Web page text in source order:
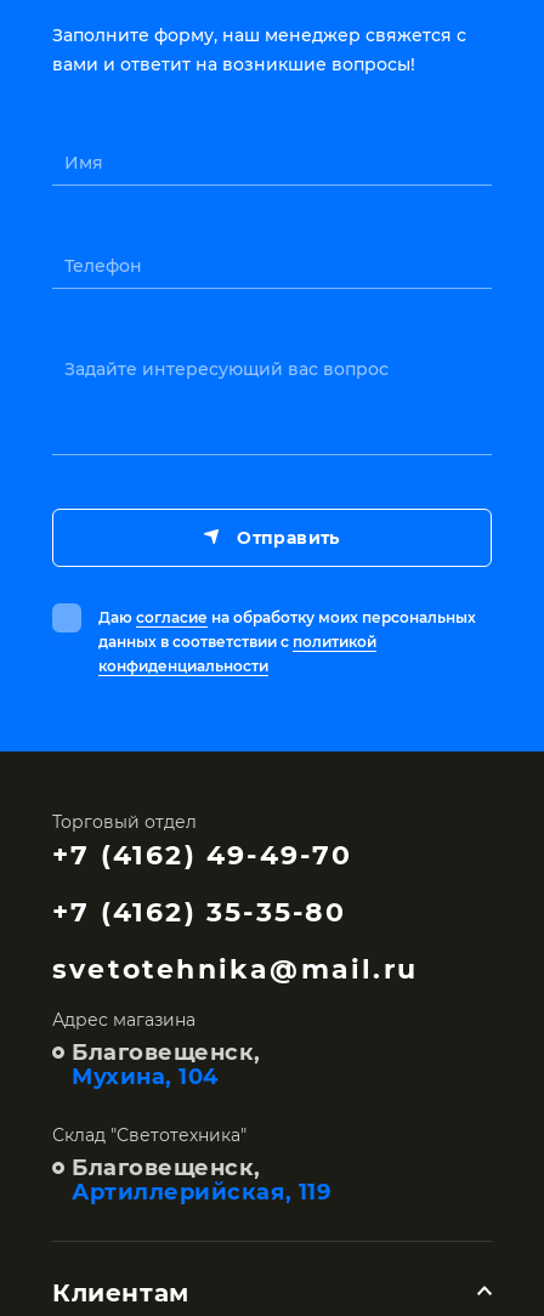
Заполните форму, наш менеджер свяжется с
вами и ответит на возникшие вопросы!
Имя
Телефон
Задайте интересующий вас вопрос
Даю согласие на обработку моих персональных
данных в соответствии с политикой
конфиденциальности
Отправить
Торговый отдел
+7 (4162) 49-49-70
+7 (4162) 35-35-80
svetotehnika@mail.ru
Адрес магазина
Благовещенск,
Мухина, 104
Склад "Светотехника"
Благовещенск,
Артиллерийская, 119
Клиентам